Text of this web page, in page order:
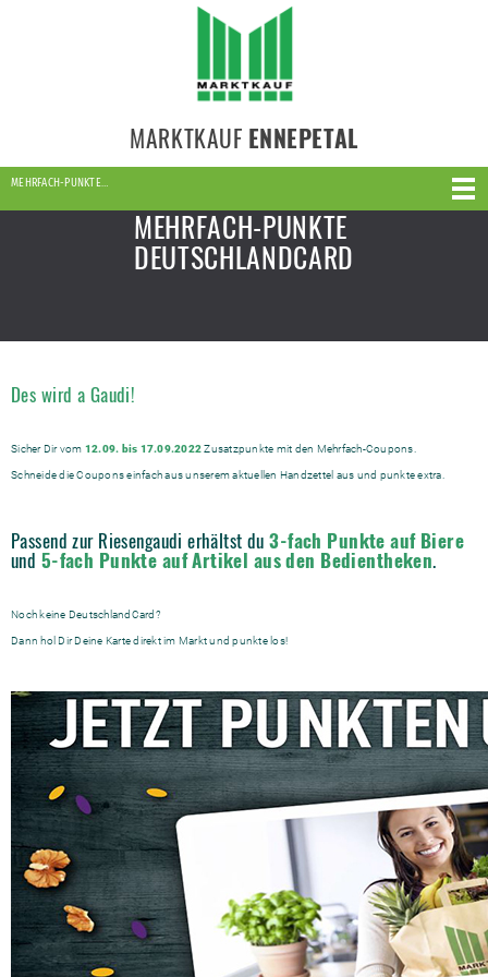
MARKTKAUF ENNEPETAL
MEHRFACH-PUNKTE…
MEHRFACH-PUNKTE
DEUTSCHLANDCARD
Des wird a Gaudi!
Sicher Dir vom 12.09. bis 17.09.2022Zusatzpunkte mit den Mehrfach-Coupons.
Schneide die Coupons einfach aus unserem aktuellen Handzettel aus und punkte extra.
Passend zur Riesengaudi erhältst du3-fach Punkte auf Biere
und 5-fach Punkte auf Artikel aus den Bedientheken.
Noch keine DeutschlandCard?
Dann hol Dir Deine Karte direkt im Markt und punkte los!